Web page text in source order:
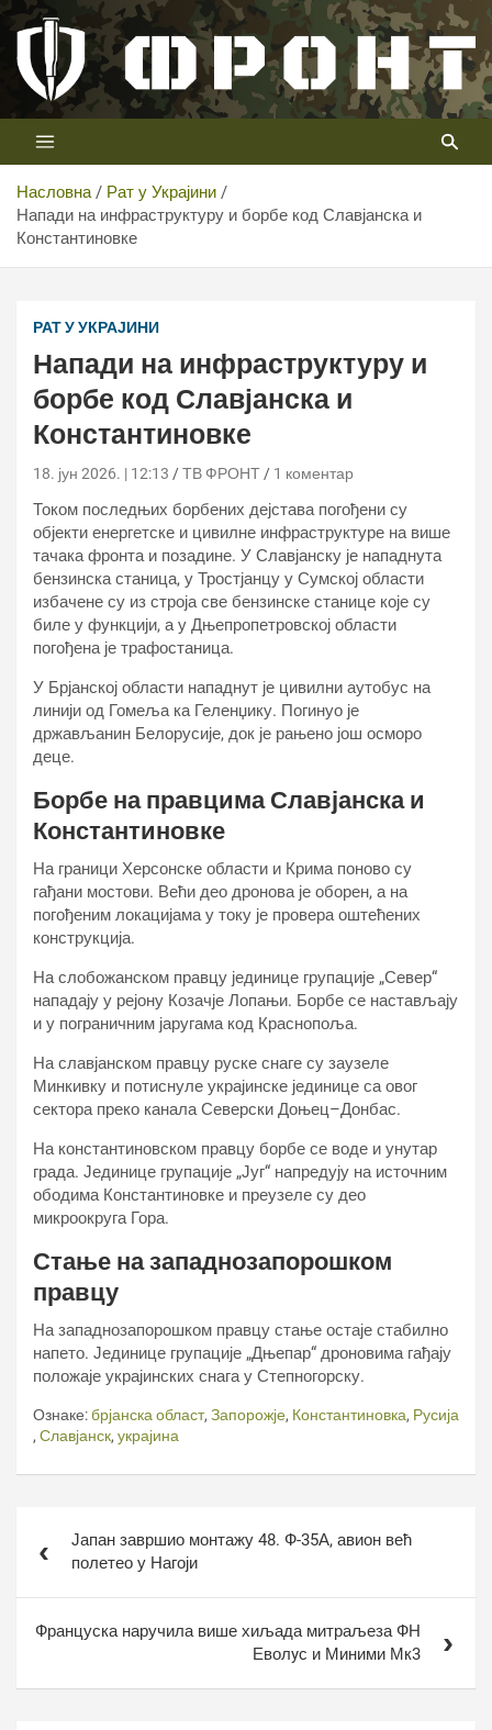
Скип
цонтент
Телевизија ФРОНТ
Први војни канал у Србији
Насловна
Рат у Украјини
Напади на инфраструктуру и борбе код Славјанска и
Константиновке
РАТ У УКРАЈИНИ
Напади на инфраструктуру и
борбе код Славјанска и
Константиновке
18. јун 2026. | 12:13 ТВ ФРОНТ 1 коментар
Током последњих борбених дејстава погођени су
објекти енергетске и цивилне инфраструктуре на више
тачака фронта и позадине. У Славјанску је нападнута
бензинска станица, у Тростјанцу у Сумској области
избачене су из строја све бензинске станице које су
биле у функцији, а у Дњепропетровској области
погођена је трафостаница.
У Брјанској области нападнут је цивилни аутобус на
линији од Гомеља ка Геленџику. Погинуо је
држављанин Белорусије, док је рањено још осморо
деце.
Борбе на правцима Славјанска и
Константиновке
На граници Херсонске области и Крима поново су
гађани мостови. Већи део дронова је оборен, а на
погођеним локацијама у току је провера оштећених
конструкција.
На слобожанском правцу јединице групације „Север“
нападају у рејону Козачје Лопањи. Борбе се настављају
и у пограничним јаругама код Краснопоља.
На славјанском правцу руске снаге су заузеле
Минкивку и потиснуле украјинске јединице са овог
сектора преко канала Северски Доњец–Донбас.
На константиновском правцу борбе се воде и унутар
града. Јединице групације „Југ“ напредују на источним
ободима Константиновке и преузеле су део
микроокруга Гора.
Стање на западнозапорошком
правцу
На западнозапорошком правцу стање остаје стабилно
напето. Јединице групације „Дњепар“ дроновима гађају
положаје украјинских снага у Степногорску.
Ознаке:брјанска област, Запорожје, Константиновка, Русија
, Славјанск, украјина
чланкаЈапан завршио монтажу 48. Ф-35А, авион већ
полетео у Нагоји
Француска наручила више хиљада митраљеза ФН
Еволyс и Миними Мк3